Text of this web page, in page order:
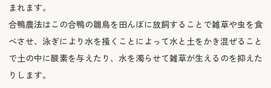
まれます。
合鴨農法はこの合鴨の雛鳥を田んぼに放飼することで雑草や虫を食
べさせ、泳ぎにより水を掻くことによって水と土をかき混ぜること
で土の中に酸素を与えたり、水を濁らせて雑草が生えるのを抑えた
りします。